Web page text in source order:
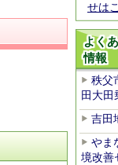
せは
よく
情報
秩父
田大田
吉田
やま
境改善